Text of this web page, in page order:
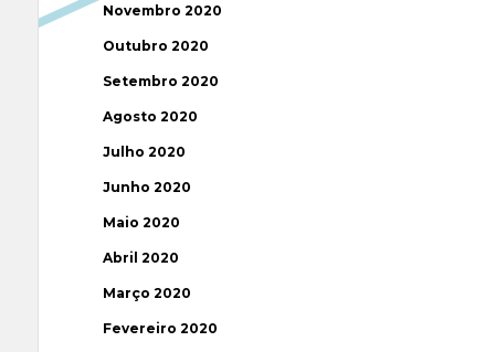
Novembro 2020
Outubro 2020
Setembro 2020
Agosto 2020
Julho 2020
Junho 2020
Maio 2020
Abril 2020
Março 2020
Fevereiro 2020